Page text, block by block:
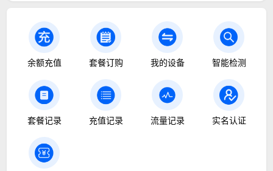
余额充值 套餐订购 我的设备 智能检测
套餐记录 充值记录 流量记录 实名认证